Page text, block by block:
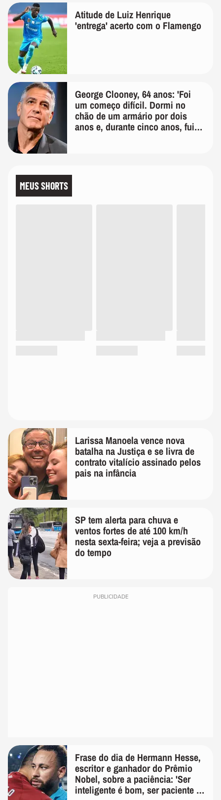
Atitude de Luiz Henrique
'entrega' acerto com o Flamengo
George Clooney, 64 anos: 'Foi
um começo difícil. Dormi no
chão de um armário por dois
anos e, durante cinco anos, fui
MEUS SHORTS
Larissa Manoela vence nova
batalha na Justiça e se livra de
contrato vitalício assinado pelos
pais na infância
SP tem alerta para chuva e
ventos fortes de até 100 km/h
nesta sexta-feira; veja a previsão
do tempo
PUBLICIDADE
Frase do dia de Hermann Hesse,
escritor e ganhador do Prêmio
Nobel, sobre a paciência: 'Ser
inteligente é bom, ser paciente é